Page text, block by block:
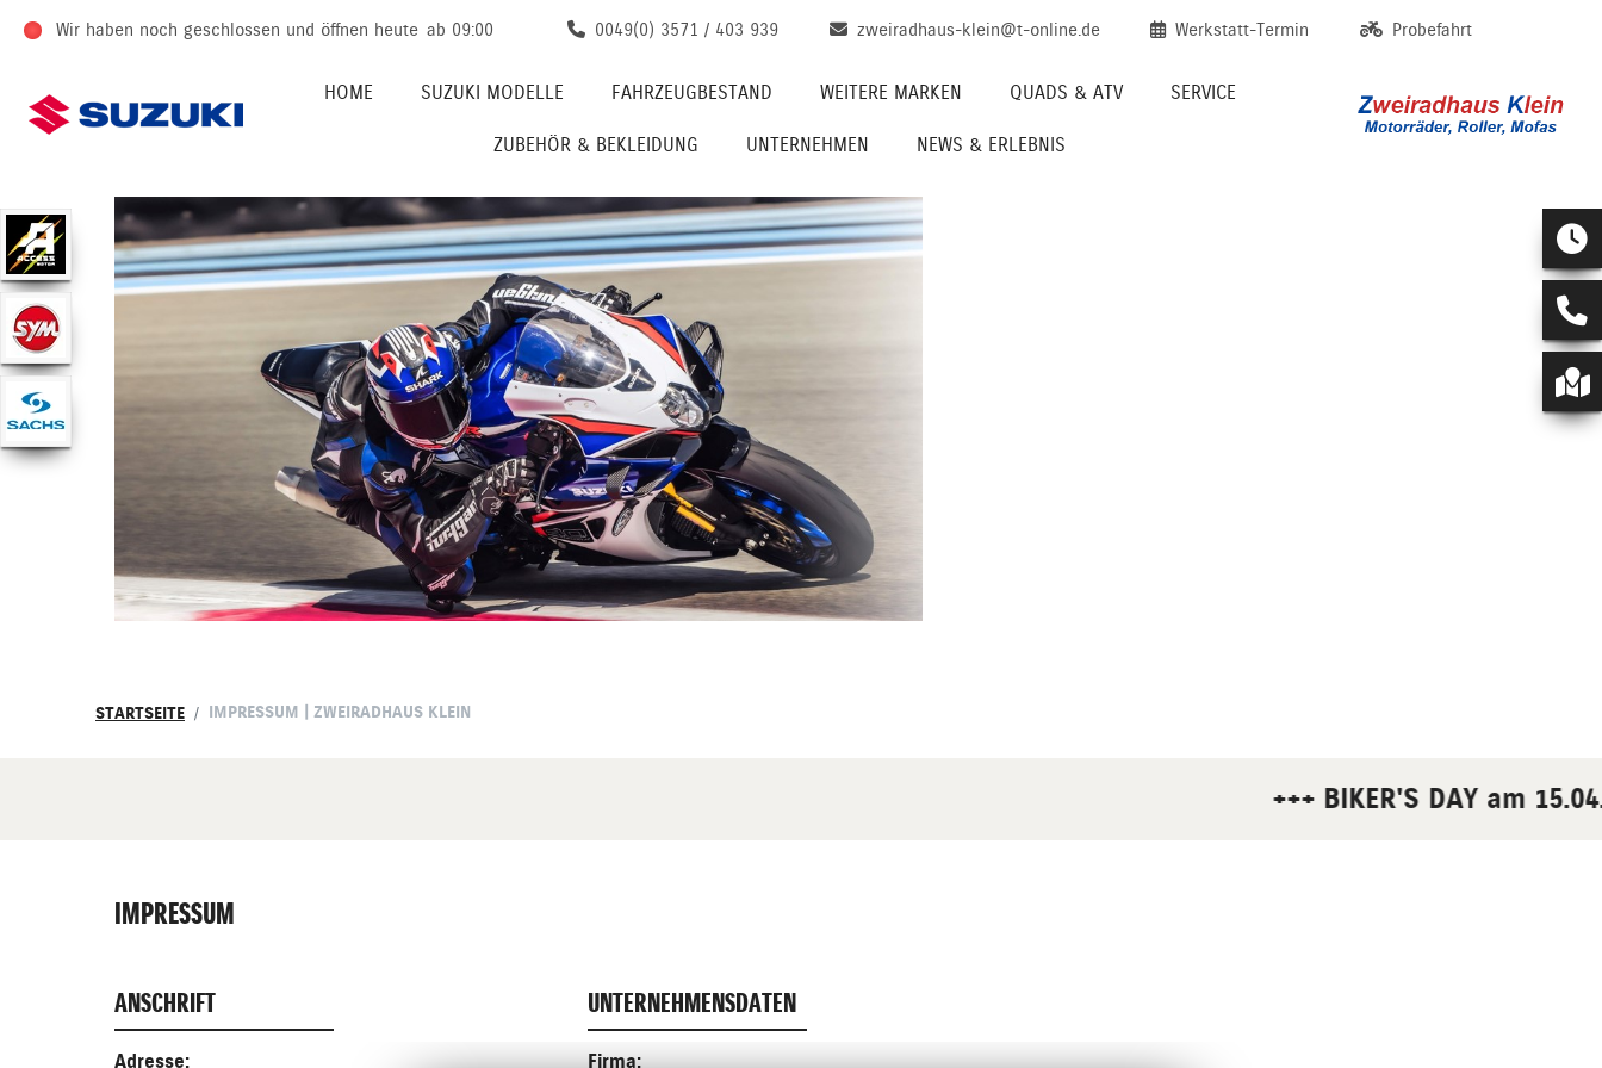
Wir haben noch geschlossen und öffnen heute ab 09:00 0049(0) 3571 / 403 939 zweiradhaus-klein@t-online.de Werkstatt-Termin Probefahrt
HOME SUZUKI MODELLE FAHRZEUGBESTAND WEITERE MARKEN QUADS & ATV SERVICE
ZUBEHÖR & BEKLEIDUNG UNTERNEHMEN NEWS & ERLEBNIS
STARTSEITE IMPRESSUM | ZWEIRADHAUS KLEIN
+++ BIKER'S DAY am
IMPRESSUM
ANSCHRIFT
Adresse:
UNTERNEHMENSDATEN
Firma: